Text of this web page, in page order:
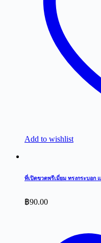
Add to wishlist
ที่เปิดขวดพรีเมี่ยม ทรงกระบอก
฿90.00